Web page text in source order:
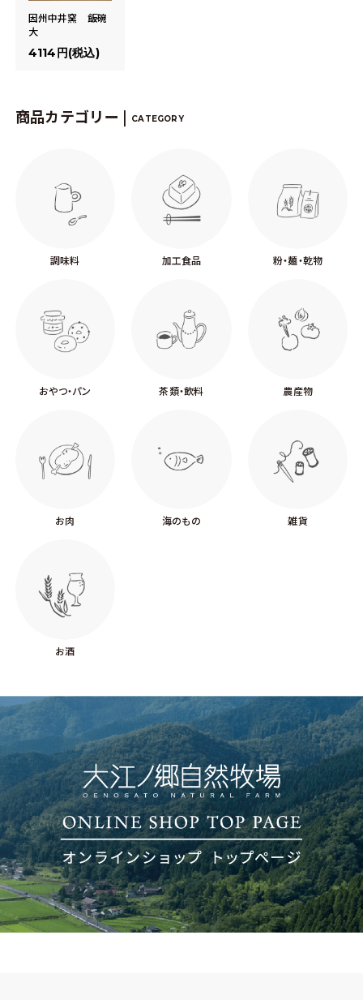
因州中井窯 飯碗
大
4114円(税込)
商品カテゴリー | CATEGORY
調味料 加工食品 粉・麺・乾物
おやつ・パン 茶類・飲料 農産物
お肉 海のもの 雑貨
お酒